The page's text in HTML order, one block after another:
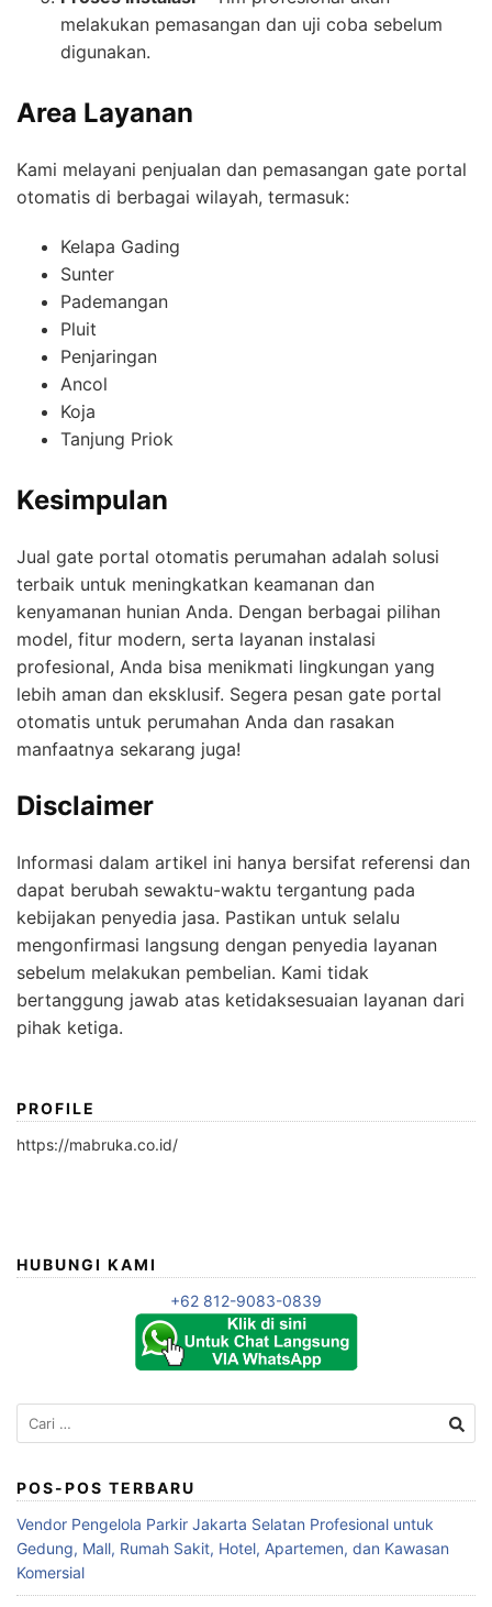
melakukan pemasangan dan uji coba sebelum
digunakan.
Area Layanan
Kami melayani penjualan dan pemasangan gate portal
otomatis di berbagai wilayah, termasuk:
Kelapa Gading
Sunter
Pademangan
Pluit
Penjaringan
Ancol
Koja
Tanjung Priok
Kesimpulan
Jual gate portal otomatis perumahan adalah solusi
terbaik untuk meningkatkan keamanan dan
kenyamanan hunian Anda. Dengan berbagai pilihan
model, fitur modern, serta layanan instalasi
profesional, Anda bisa menikmati lingkungan yang
lebih aman dan eksklusif. Segera pesan gate portal
otomatis untuk perumahan Anda dan rasakan
manfaatnya sekarang juga!
Disclaimer
Informasi dalam artikel ini hanya bersifat referensi dan
dapat berubah sewaktu-waktu tergantung pada
kebijakan penyedia jasa. Pastikan untuk selalu
mengonfirmasi langsung dengan penyedia layanan
sebelum melakukan pembelian. Kami tidak
bertanggung jawab atas ketidaksesuaian layanan dari
pihak ketiga.
PROFILE
https://mabruka.co.id/
HUBUNGI KAMI
+62 812-9083-0839
Cari
untuk:
POS-POS TERBARU
Vendor Pengelola Parkir Jakarta Selatan Profesional untuk
Gedung, Mall, Rumah Sakit, Hotel, Apartemen, dan Kawasan
Komersial